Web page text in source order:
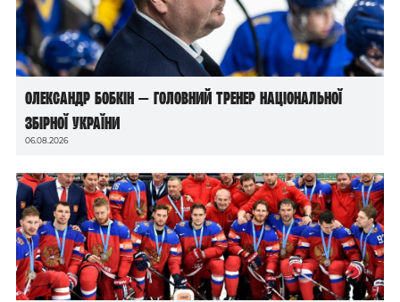
Олександр Бобкін — головний тренер національної
збірної України
06.08.2026